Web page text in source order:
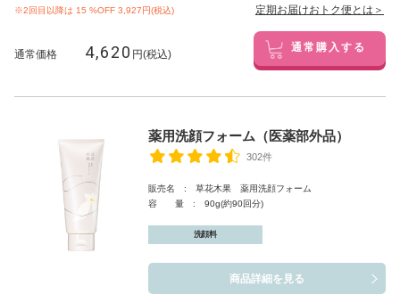
※2回目以降は 15 %OFF 3,927円(税込) 定期お届けおトク便とは＞
通常価格 4,620 円(税込) 通常購入する
薬用洗顔フォーム（医薬部外品）
302件
販売名 : 草花木果 薬用洗顔フォーム
容 量 : 90g(約90回分)
洗顔料
商品詳細を見る